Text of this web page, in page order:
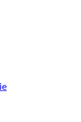
Žiadne